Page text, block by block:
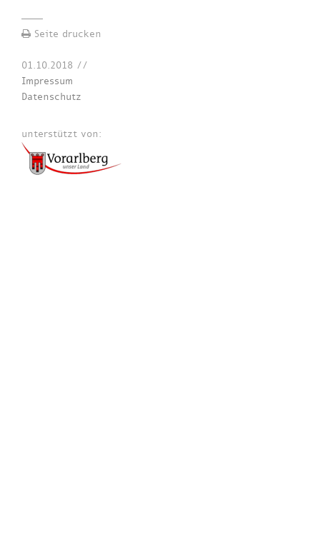
Seite drucken
01.10.2018 //
Impressum
Datenschutz
unterstützt von: